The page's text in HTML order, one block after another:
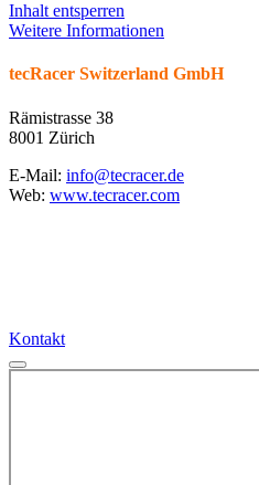
Inhalt entsperren
Weitere Informationen
tecRacer Switzerland GmbH
Rämistrasse 38
8001 Zürich
E-Mail: info@tecracer.de
Web: www.tecracer.com
Kontakt